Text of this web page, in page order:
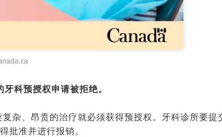
科预授权申请被拒绝。
杂、昂贵的治疗就必须获得预授权。牙科诊所要提
批准并进行报销。